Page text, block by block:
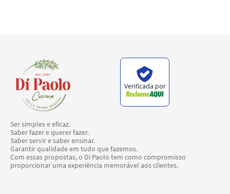
Verificada por
Ser simples e eficaz.
Saber fazer e querer fazer.
Saber servir e saber ensinar.
Garantir qualidade em tudo que fazemos.
Com essas propostas, o Di Paolo tem como compromisso
proporcionar uma experiência memorável aos clientes.